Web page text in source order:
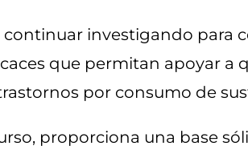
continuar investigando para
que permitan apoyar a
por consumo de
proporciona una base